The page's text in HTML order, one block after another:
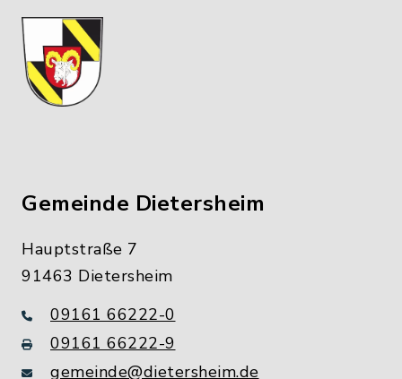
Gemeinde Dietersheim
Hauptstraße 7
91463 Dietersheim
09161 66222-0
09161 66222-9
gemeinde@dietersheim.de